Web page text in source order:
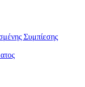
Συμπίεσης